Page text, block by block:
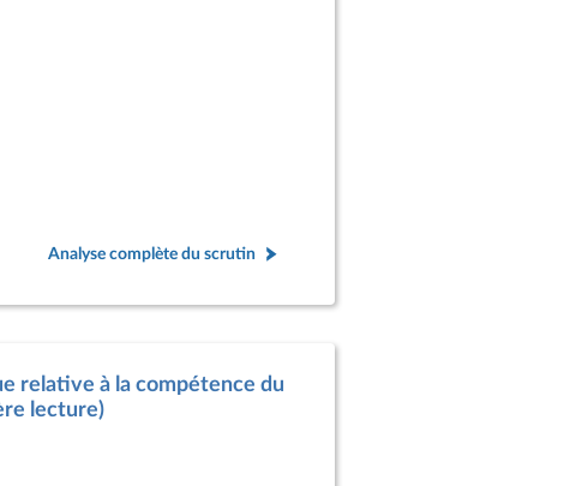
Analyse complète du scrutin
relative à la compétence du
lecture)